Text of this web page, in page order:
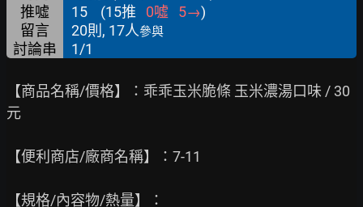
推噓 15 (15推 0噓 5→)
留言
20則, 17人參與
討論串 1/1
【商品名稱/價格】：乖乖玉米脆條 玉米濃湯口味 / 30
元
【便利商店/廠商名稱】：7-11